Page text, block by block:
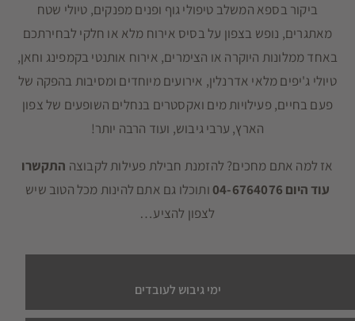
ביקור בספא המשלב טיפולי גוף ופנים מפנקים, טיולי שטח
מאתגרים, נופש בצפון על בסיס אירוח מלא או חלקי לבחירתכם
באחד ממלונות היוקרה או הצימרים, אירוח אותנטי בקמפינג וחאן,
טיולי ג'יפים מלאי אדרנלין, אירועים מיוחדים ומסיבות בהפקה של
פעם בחיים, פעילויות מים ואקסטרים בנחלים השופעים של צפון
הארץ, ערבי גיבוש, ועוד הרבה יותר!
אז למה אתם מחכים? להזמנת חבילת פעילות לקבוצה התקשרו
עוד היום 04-6764076
ותוכלו גם אתם להינות מכל הטוב שיש
לצפון להציע…
ימי גיבוש לעובדים